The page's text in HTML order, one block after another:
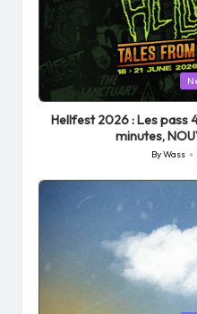
Posted
in
Hellfest 2026 : Les pass
minutes,
Posted
by
ByWass